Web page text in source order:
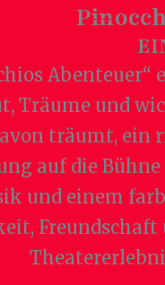
Träume und
träumt,
auf die
und einem